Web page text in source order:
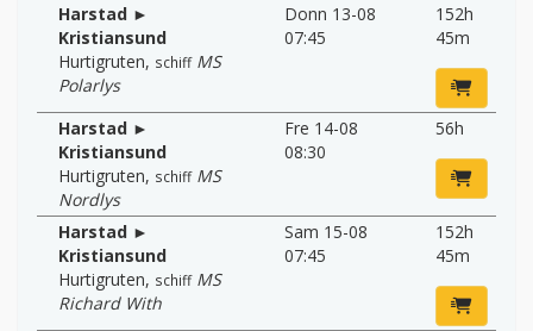
Harstad ►
Kristiansund
Hurtigruten, schiff MS
Polarlys
Donn 13-08
07:45
152h
45m
Harstad ►
Kristiansund
Hurtigruten, schiff MS
Nordlys
Fre 14-08
08:30
56h
Harstad ►
Kristiansund
Hurtigruten, schiff MS
Richard With
Sam 15-08
07:45
152h
45m